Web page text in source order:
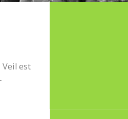
est